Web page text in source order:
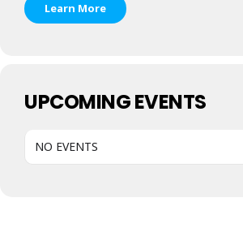
Learn More
UPCOMING EVENTS
NO EVENTS